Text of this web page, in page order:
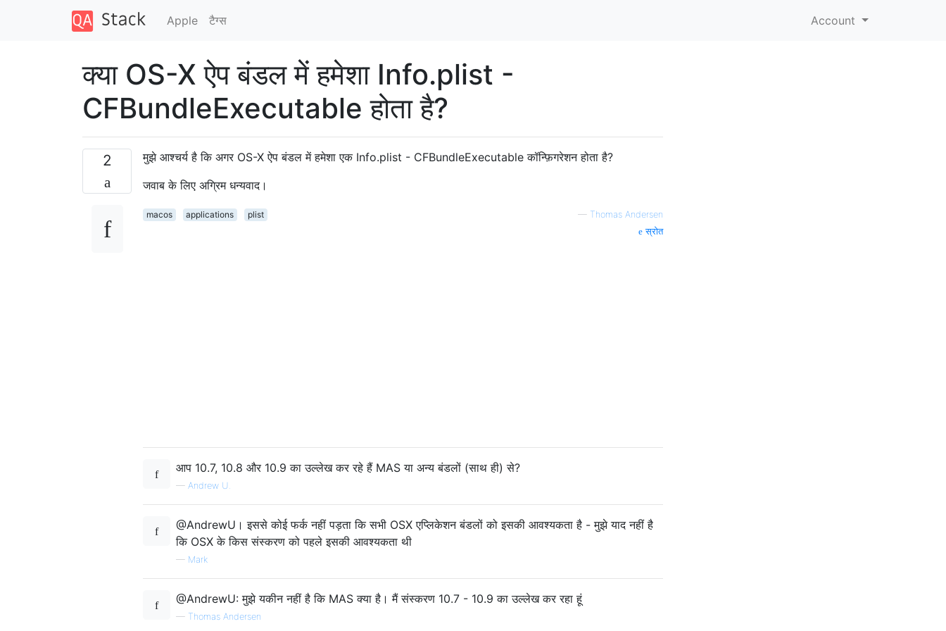
Apple टैग्‍स Account
क्या OS-X ऐप बंडल में हमेशा Info.plist -
CFBundleExecutable होता है?
2
मुझे आश्चर्य है कि अगर OS-X ऐप बंडल में हमेशा एक Info.plist - CFBundleExecutable कॉन्फ़िगरेशन होता है?
जवाब के लिए अग्रिम धन्यवाद।
macos applications plist — Thomas Andersen
स्रोत
आप 10.7, 10.8 और 10.9 का उल्लेख कर रहे हैं MAS या अन्य बंडलों (साथ ही) से?
— Andrew U.
@AndrewU। इससे कोई फर्क नहीं पड़ता कि सभी OSX एप्लिकेशन बंडलों को इसकी आवश्यकता है - मुझे याद नहीं है
कि OSX के किस संस्करण को पहले इसकी आवश्यकता थी
— Mark
@AndrewU: मुझे यकीन नहीं है कि MAS क्या है। मैं संस्करण 10.7 - 10.9 का उल्लेख कर रहा हूं
— Thomas Andersen